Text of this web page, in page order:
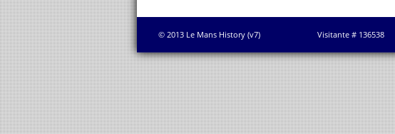
© 2013 Le Mans History (v7) Visitante # 136538